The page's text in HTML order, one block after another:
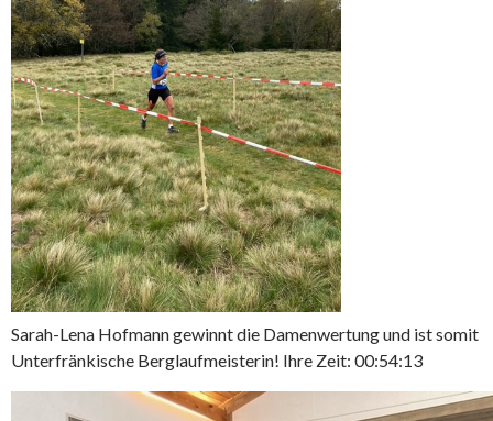
Sarah-Lena Hofmann gewinnt die Damenwertung und ist somit
Unterfränkische Berglaufmeisterin! Ihre Zeit: 00:54:13